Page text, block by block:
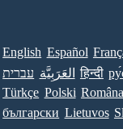
English Español
עברית العَرَبِيَّة हिन्दी
Türkçe Polski Româna
български Lietuvos